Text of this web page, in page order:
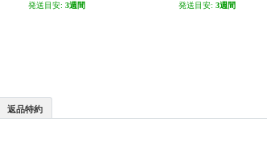
発送目安: 3週間
発送目安: 3週間
返品特約